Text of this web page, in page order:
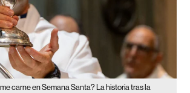
carne en Semana Santa? La historia tras la